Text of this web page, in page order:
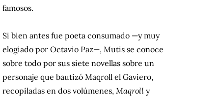
famosos.
Si bien antes fue poeta consumado —y muy
elogiado por Octavio Paz—, Mutis se conoce
sobre todo por sus siete novellas sobre un
personaje que bautizó Maqroll el Gaviero,
recopiladas en dos volúmenes, Maqroll y